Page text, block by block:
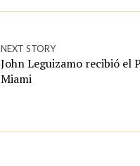
NEXT STORY
John Leguizamo recibió el
Miami